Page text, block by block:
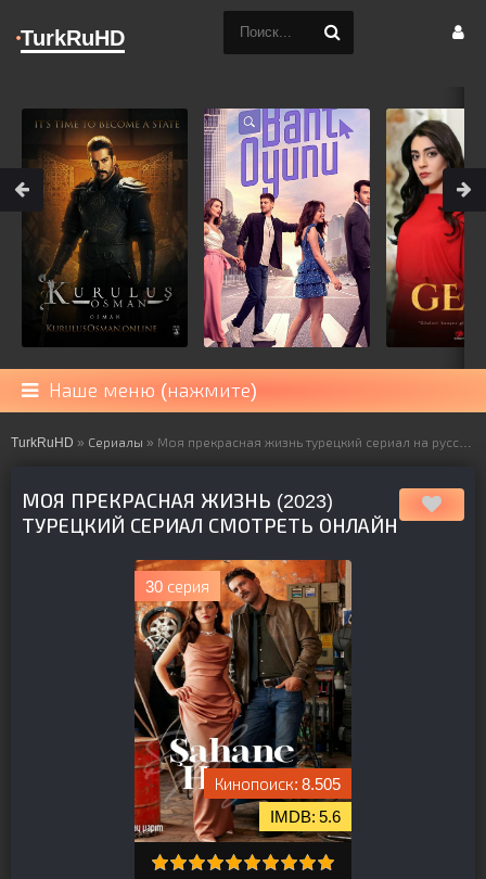
Наше меню (нажмите)
TurkRuHD » Сериалы » Моя прекрасная жизнь турецкий сериал на русском языке все серии смотреть онлайн бесплатно подряд
МОЯ ПРЕКРАСНАЯ ЖИЗНЬ (2023)
ТУРЕЦКИЙ СЕРИАЛ СМОТРЕТЬ ОНЛАЙН
30 серия
8.505
5.6
TurkRuHD